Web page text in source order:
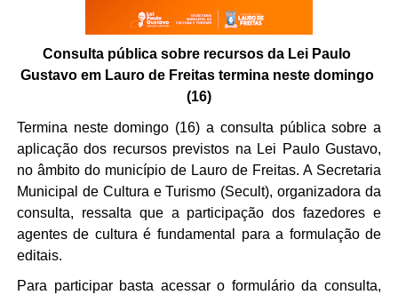
Consulta pública sobre recursos da Lei Paulo
Gustavo em Lauro de Freitas termina neste domingo
(16)
Termina neste domingo (16) a consulta pública sobre a
aplicação dos recursos previstos na Lei Paulo Gustavo,
no âmbito do município de Lauro de Freitas. A Secretaria
Municipal de Cultura e Turismo (Secult), organizadora da
consulta, ressalta que a participação dos fazedores e
agentes de cultura é fundamental para a formulação de
editais.
Para participar basta acessar o formulário da consulta,